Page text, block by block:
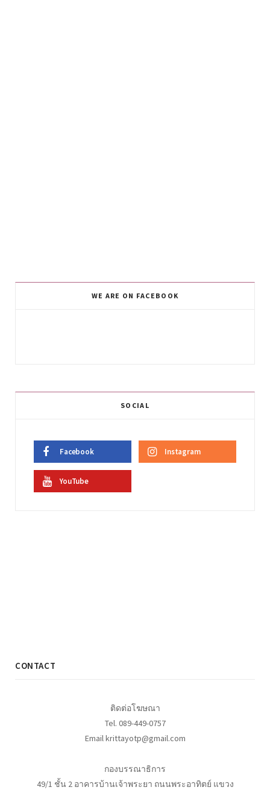
WE ARE ON FACEBOOK
SOCIAL
Facebook Instagram
YouTube
CONTACT
ติดต่อโฆษณา
Tel. 089-449-0757
Email krittayotp@gmail.com
กองบรรณาธิการ
49/1 ชั้น 2 อาคารบ้านเจ้าพระยา ถนนพระอาทิตย์ แขวง